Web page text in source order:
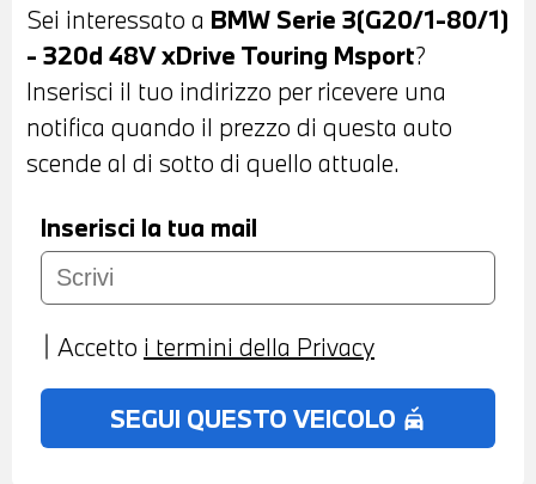
RETROCAMERA DI PARCHEGGIO - TALAIO
SPORTIVO M - KIT AEREODINAMICO M -
LUCIDO SHADOW LINE - FARI LED -
INTERNI IN ALCANTARA E SENSATEC
NERI - VOLANTE SPORTIVO M IN PELLE
CON COMANDI MULTIFUNZIONE -
CAMBIO AUTOMATICO SPORT CON
PADDLE AL VOLANTE - CRUISE
PACCHETTO PORTAOGGETTI -
CLIMATIZZATORE AUTOMATICO TRIZONA
- NAVIGATORE - ACTIVE GUARD PLUS -
Sei interessato a BMW Serie 3(G20/1-80/1)
- 320d 48V xDrive Touring Msport?
Inserisci il tuo indirizzo per ricevere una
notifica quando il prezzo di questa auto
scende al di sotto di quello attuale.
Inserisci la tua mail
Accetto i termini della Privacy
SEGUI QUESTO VEICOLO no_crash